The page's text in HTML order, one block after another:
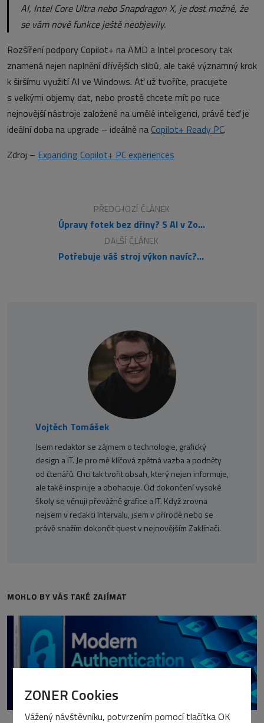
ZONER Cookies
Vážený návštěvníku, potvrzením pomocí tlačítka OK
AI, Intel Core Ultra nebo Snapdragon X, je dost možné, že
se vám nové funkce ještě neobjevily.
Rozšíření podpory Copilot+ na AMD a Intel procesory tak
znamená nejen naplnění dřívějších slibů, ale také významný krok
k širšímu využití AI ve Windows. Ať už tvoříte, pracujete
s velkými objemy dat, nebo prostě chcete mít po ruce
nejnovější nástroje založené na umělé inteligenci, právě teď je
ideální doba na upgrade – ideálně naCopilot+ Ready PC.
Zdroj – Expanding Copilot+ PC experiences
PŘEDCHOZÍ ČLÁNEK
Úpravy fotek bez dřiny? S AI v Zoner Photo Studiu X to zvládnete raz dva
DALŠÍ ČLÁNEK
Potřebuje váš stroj výkon navíc? Připojte si externí grafiku pomocí eGPU docku!
Vojtěch Tomášek
Jsem redaktor se zájmem o technologie, grafický
design a IT. Je pro mě klíčová zpětná vazba a podněty
od čtenářů. Chci tak tvořit obsah, který nejen informuje,
ale také inspiruje a obohacuje. Od dokončení vysoké
školy se věnuji převážně grafice a IT. Když zrovna
nejsem v redakci Intervalu, jsem v přírodě nebo se
právě snažím dokončit quest v nejnovějším Zaklínači.
MOHLO BY VÁS TAKÉ ZAJÍMAT